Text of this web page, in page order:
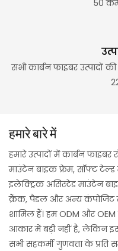
50
सभी कार्बन फाइबर उत्पादों
हमारे बारे में
हमारे उत्पादों में कार्बन फाइबर
माउंटेन बाइक फ्रेम, सॉफ्ट
इलेक्ट्रिक असिस्टेड माउंटेन
क्रैंक, पैडल और अन्य कंपोजिट
शामिल हैं। हम ODM और OEM
आकार में बड़ी नहीं है, लेकिन
सभी सहकर्मी गुणवत्ता के प्रति